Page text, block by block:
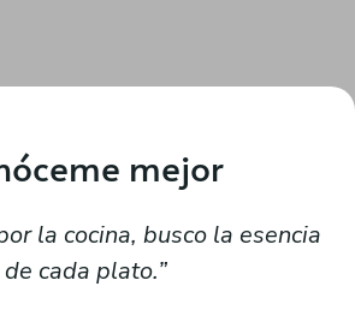
mejor
la cocina, busco la esencia
de cada plato.